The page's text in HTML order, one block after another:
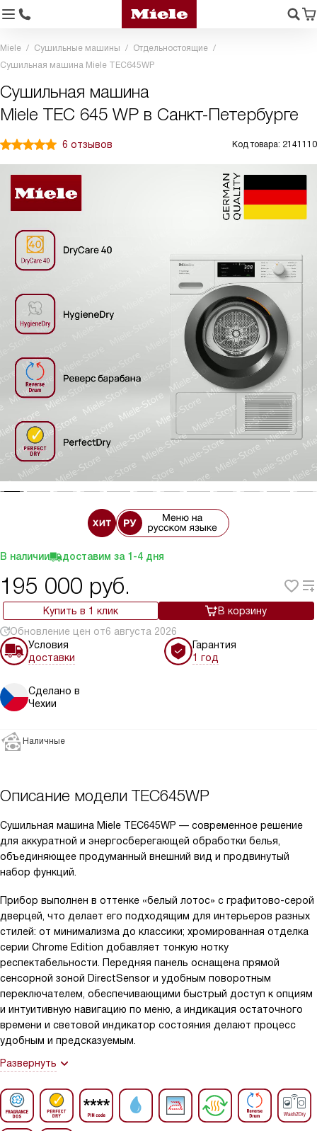
Miele Сушильные машины
Отдельностоящие
Сушильная машина Miele TEC645WP
Сушильная машина
Miele TEC 645 WP в Санкт-Петербурге
6 отзывов Код товара: 2141110
В наличии доставим за 1-4 дня
195 000 руб.
Купить в 1 клик
В корзину
Обновление цен от6 августа 2026
Условия
доставки
Гарантия
1 год
Сделано в
Чехии
Наличные
Описание модели TEC645WP
Сушильная машина Miele TEC645WP — современное решение
для аккуратной и энергосберегающей обработки белья,
объединяющее продуманный внешний вид и продвинутый
набор функций.
Прибор выполнен в оттенке «белый лотос» с графитово-серой
дверцей, что делает его подходящим для интерьеров разных
стилей: от минимализма до классики; хромированная отделка
серии Chrome Edition добавляет тонкую нотку
респектабельности. Передняя панель оснащена прямой
сенсорной зоной DirectSensor и удобным поворотным
переключателем, обеспечивающими быстрый доступ к опциям
и интуитивную навигацию по меню, а индикация остаточного
времени и световой индикатор состояния делают процесс
удобным и предсказуемым.
Развернуть